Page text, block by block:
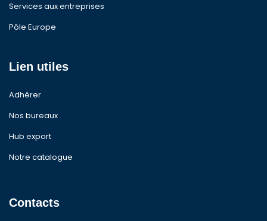
Services aux entreprises
Pôle Europe
Lien utiles
Adhérer
Nos bureaux
Hub export
Notre catalogue
Contacts